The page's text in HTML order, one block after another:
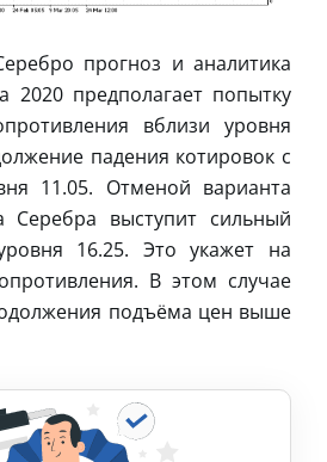
прогноз и аналитика
2020 предполагает попытку
вблизи уровня
падения котировок с
11.05. Отменой варианта
выступит сильный
16.25. Это укажет на
В этом случае
подъёма цен выше